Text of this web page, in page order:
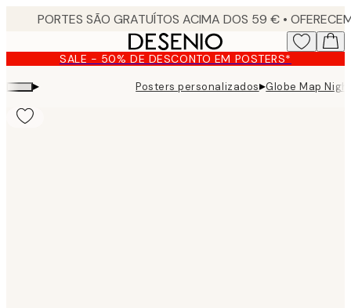
content. SALE - 50% DE DESCONTO EM POSTERS*
▸ Posters personalizados▸Globe Map